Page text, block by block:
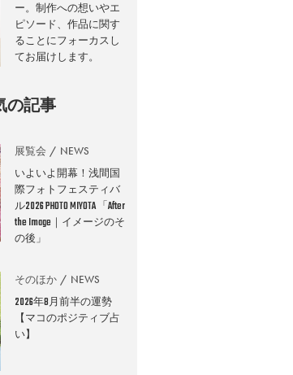
ー。制作への想いやエ
ピソード、作品に関す
ることにフォーカスし
てお届けします。
の記事
展覧会 NEWS
いよいよ開幕！浅間国
際フォトフェスティバ
ル2026 PHOTO MIYOTA 「After
the Image｜イメージのそ
の後」
そのほか NEWS
2026年8月前半の運勢
【マコのポジティブ占
い】